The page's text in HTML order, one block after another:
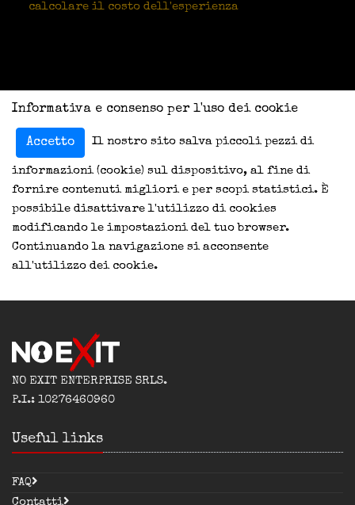
calcolare il costo dell'esperienza
Informativa e consenso per l'uso dei cookie
Accetto Il nostro sito salva piccoli pezzi di
informazioni (cookie) sul dispositivo, al fine di
fornire contenuti migliori e per scopi statistici. È
possibile disattivare l'utilizzo di cookies
modificando le impostazioni del tuo browser.
Continuando la navigazione si acconsente
all'utilizzo dei cookie.
NO EXIT ENTERPRISE SRLS.
P.I.: 10276460960
Useful links
FAQ
Contatti